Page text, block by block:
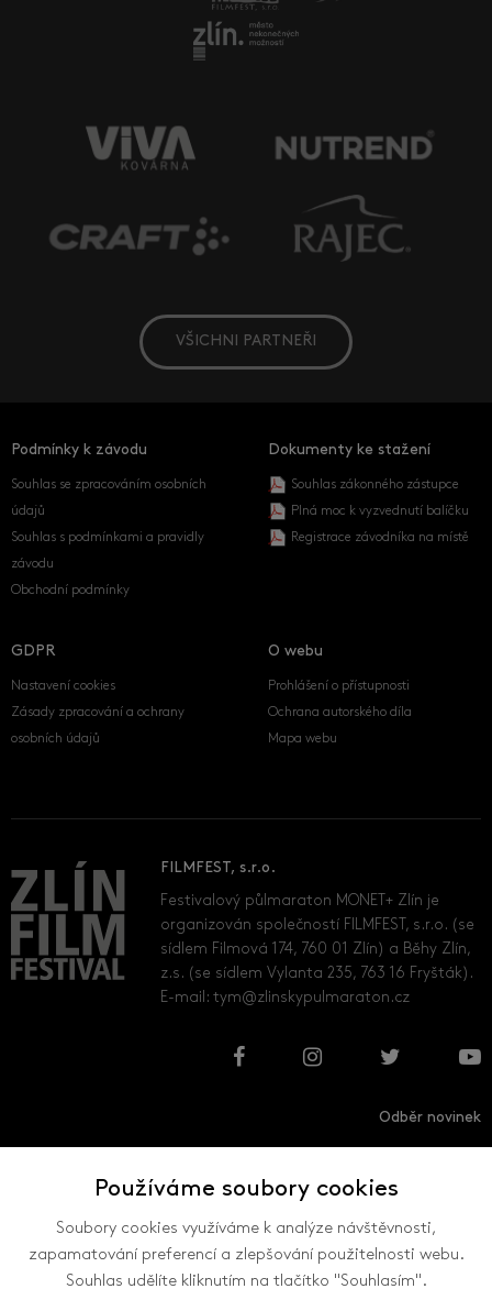
VŠICHNI PARTNEŘI
Podmínky k závodu
Souhlas se zpracováním osobních
údajů
Souhlas s podmínkami a pravidly
závodu
Obchodní podmínky
Dokumenty ke stažení
Souhlas zákonného zástupce
Plná moc k vyzvednutí balíčku
Registrace závodníka na místě
GDPR
Nastavení cookies
Zásady zpracování a ochrany
osobních údajů
O webu
Prohlášení o přístupnosti
Ochrana autorského díla
Mapa webu
FILMFEST, s.r.o.
Festivalový půlmaraton MONET+ Zlín je
organizován společností FILMFEST, s.r.o. (se
sídlem Filmová 174, 760 01 Zlín) a Běhy Zlín,
z.s. (se sídlem Vylanta 235, 763 16 Fryšták).
E-mail:tym@zlinskypulmaraton.cz
Odběr novinek
Používáme soubory cookies
Soubory cookies využíváme k analýze návštěvnosti,
zapamatování preferencí a zlepšování použitelnosti webu.
Souhlas udělíte kliknutím na tlačítko "Souhlasím".